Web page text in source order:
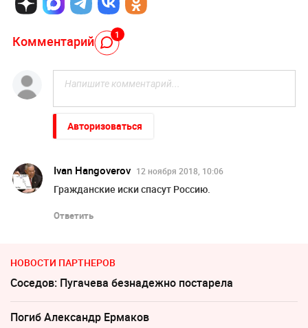
Комментарий 1
Авторизоваться
Ivan Hangoverov 12 ноября 2018, 10:06
Гражданские иски спасут Россию.
Ответить
НОВОСТИ ПАРТНЕРОВ
Соседов: Пугачева безнадежно постарела
Погиб Александр Ермаков